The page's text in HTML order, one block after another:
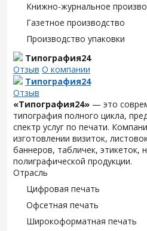
Книжно-журнальное
Газетное производство
Производство упаковки
Типография24
Отзыв О компании
Типография24
Отзыв
«Типография24» — это
типография полного цикла,
спектр услуг по печати.
изготовлении визиток,
баннеров, табличек, этикеток,
полиграфической продукции.
Отрасль
Цифровая печать
Офсетная печать
Широкоформатная печать